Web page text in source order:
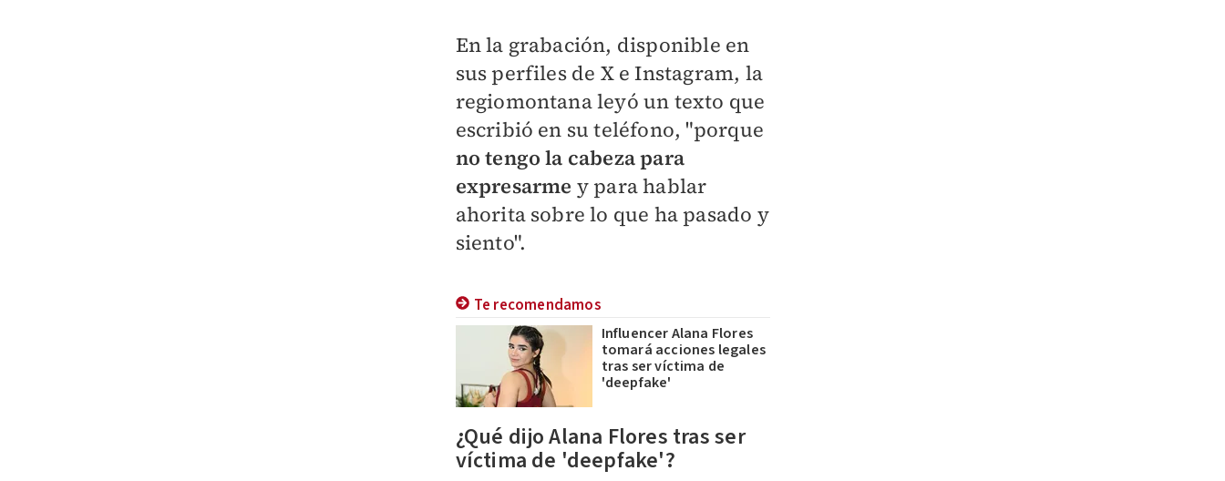
En la grabación, disponible en
sus perfiles de X e Instagram, la
regiomontana leyó un texto que
escribió en su teléfono, "porque
no tengo la cabeza para
expresarme y para hablar
ahorita sobre lo que ha pasado y
siento".
Te recomendamos
Influencer Alana Flores
tomará acciones legales
tras ser víctima de
'deepfake'
¿Qué dijo Alana Flores tras ser
víctima de 'deepfake'?